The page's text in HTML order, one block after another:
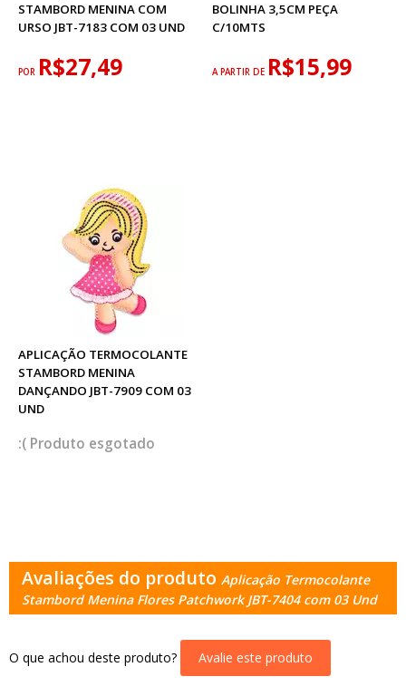
STAMBORD MENINA COM
URSO JBT-7183 COM 03 UND
POR R$27,49
BOLINHA 3,5CM PEÇA
C/10MTS
A PARTIR DE R$15,99
APLICAÇÃO TERMOCOLANTE
STAMBORD MENINA
DANÇANDO JBT-7909 COM 03
UND
esgotado
Avaliações do produto Aplicação Termocolante
Stambord Menina Flores Patchwork JBT-7404 com 03 Und
O que achou deste produto? Avalie este produto